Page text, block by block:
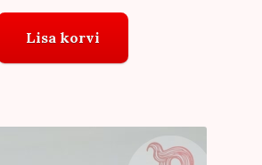
Lisa korvi